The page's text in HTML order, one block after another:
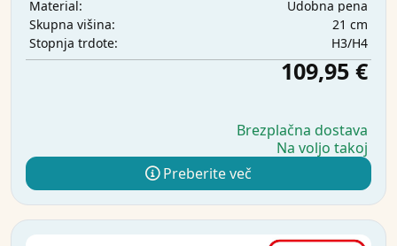
Material:
Udobna pena
Skupna višina:
21 cm
Stopnja trdote:
H3/H4
109,95 €
Brezplačna dostava
Na voljo takoj
Preberite več